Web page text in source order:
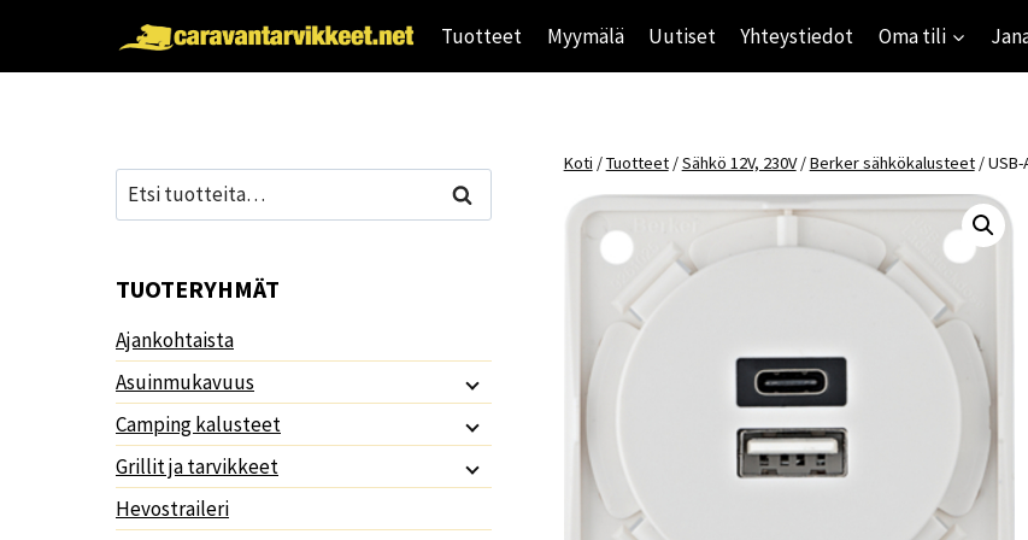
Tuotteet Myymälä Uutiset Yhteystiedot Oma tili
Koti /Tuotteet /Sähkö 12V, 230V /Berker sähkökalusteet /
Etsi: Haku
TUOTERYHMÄT
Ajankohtaista
Asuinmukavuus
Camping kalusteet
Grillit ja tarvikkeet
Hevostraileri